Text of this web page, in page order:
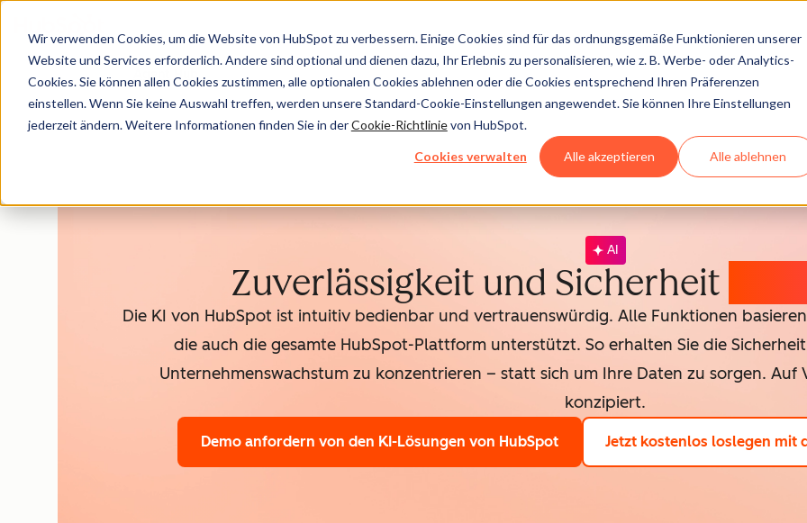
Wir verwenden Cookies, um die Website von HubSpot zu verbessern. Einige Cookies sind für das ordnungsgemäße Funktionieren unserer
Website und Services erforderlich. Andere sind optional und dienen dazu, Ihr Erlebnis zu personalisieren, wie z. B. Werbe- oder Analytics-
Cookies. Sie können allen Cookies zustimmen, alle optionalen Cookies ablehnen oder die Cookies entsprechend Ihren Präferenzen
einstellen. Wenn Sie keine Auswahl treffen, werden unsere Standard-Cookie-Einstellungen angewendet. Sie können Ihre Einstellungen
jederzeit ändern. Weitere Informationen finden Sie in derCookie-Richtlinievon HubSpot.
Cookies verwalten Alle akzeptieren Alle ablehnen
Agent Hub
AI
Zuverlässigkeit und Sicherheit
Die KI von HubSpot ist intuitiv bedienbar und vertrauenswürdig. Alle Funktionen
die auch die gesamte HubSpot-Plattform unterstützt. So erhalten Sie die
Unternehmenswachstum zu konzentrieren – statt sich um Ihre Daten zu sorgen.
konzipiert.
Demo anfordern von den KI-Lösungen von HubSpot Jetzt kostenlos loslegen mit